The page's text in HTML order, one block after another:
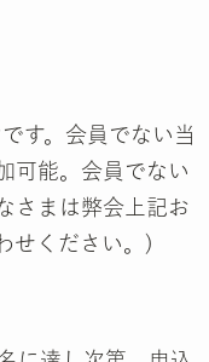
す。会員でない当
可能。会員でない
さまは弊会上記お
せください。)